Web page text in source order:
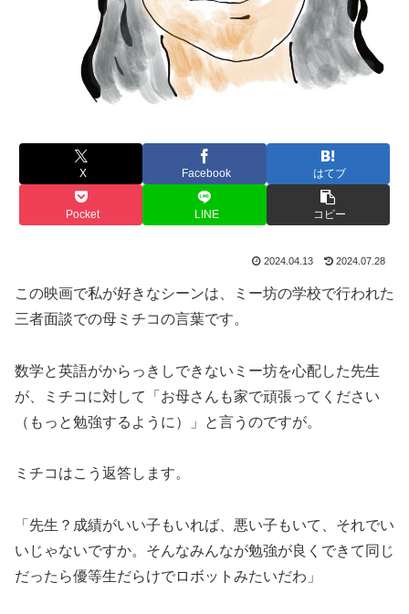
X Facebook はてブ
Pocket LINE コピー
2024.04.13 2024.07.28
この映画で私が好きなシーンは、ミー坊の学校で行われた
三者面談での母ミチコの言葉です。
数学と英語がからっきしできないミー坊を心配した先生
が、ミチコに対して「お母さんも家で頑張ってください
（もっと勉強するように）」と言うのですが。
ミチコはこう返答します。
「先生？成績がいい子もいれば、悪い子もいて、それでい
いじゃないですか。そんなみんなが勉強が良くできて同じ
だったら優等生だらけでロボットみたいだわ」